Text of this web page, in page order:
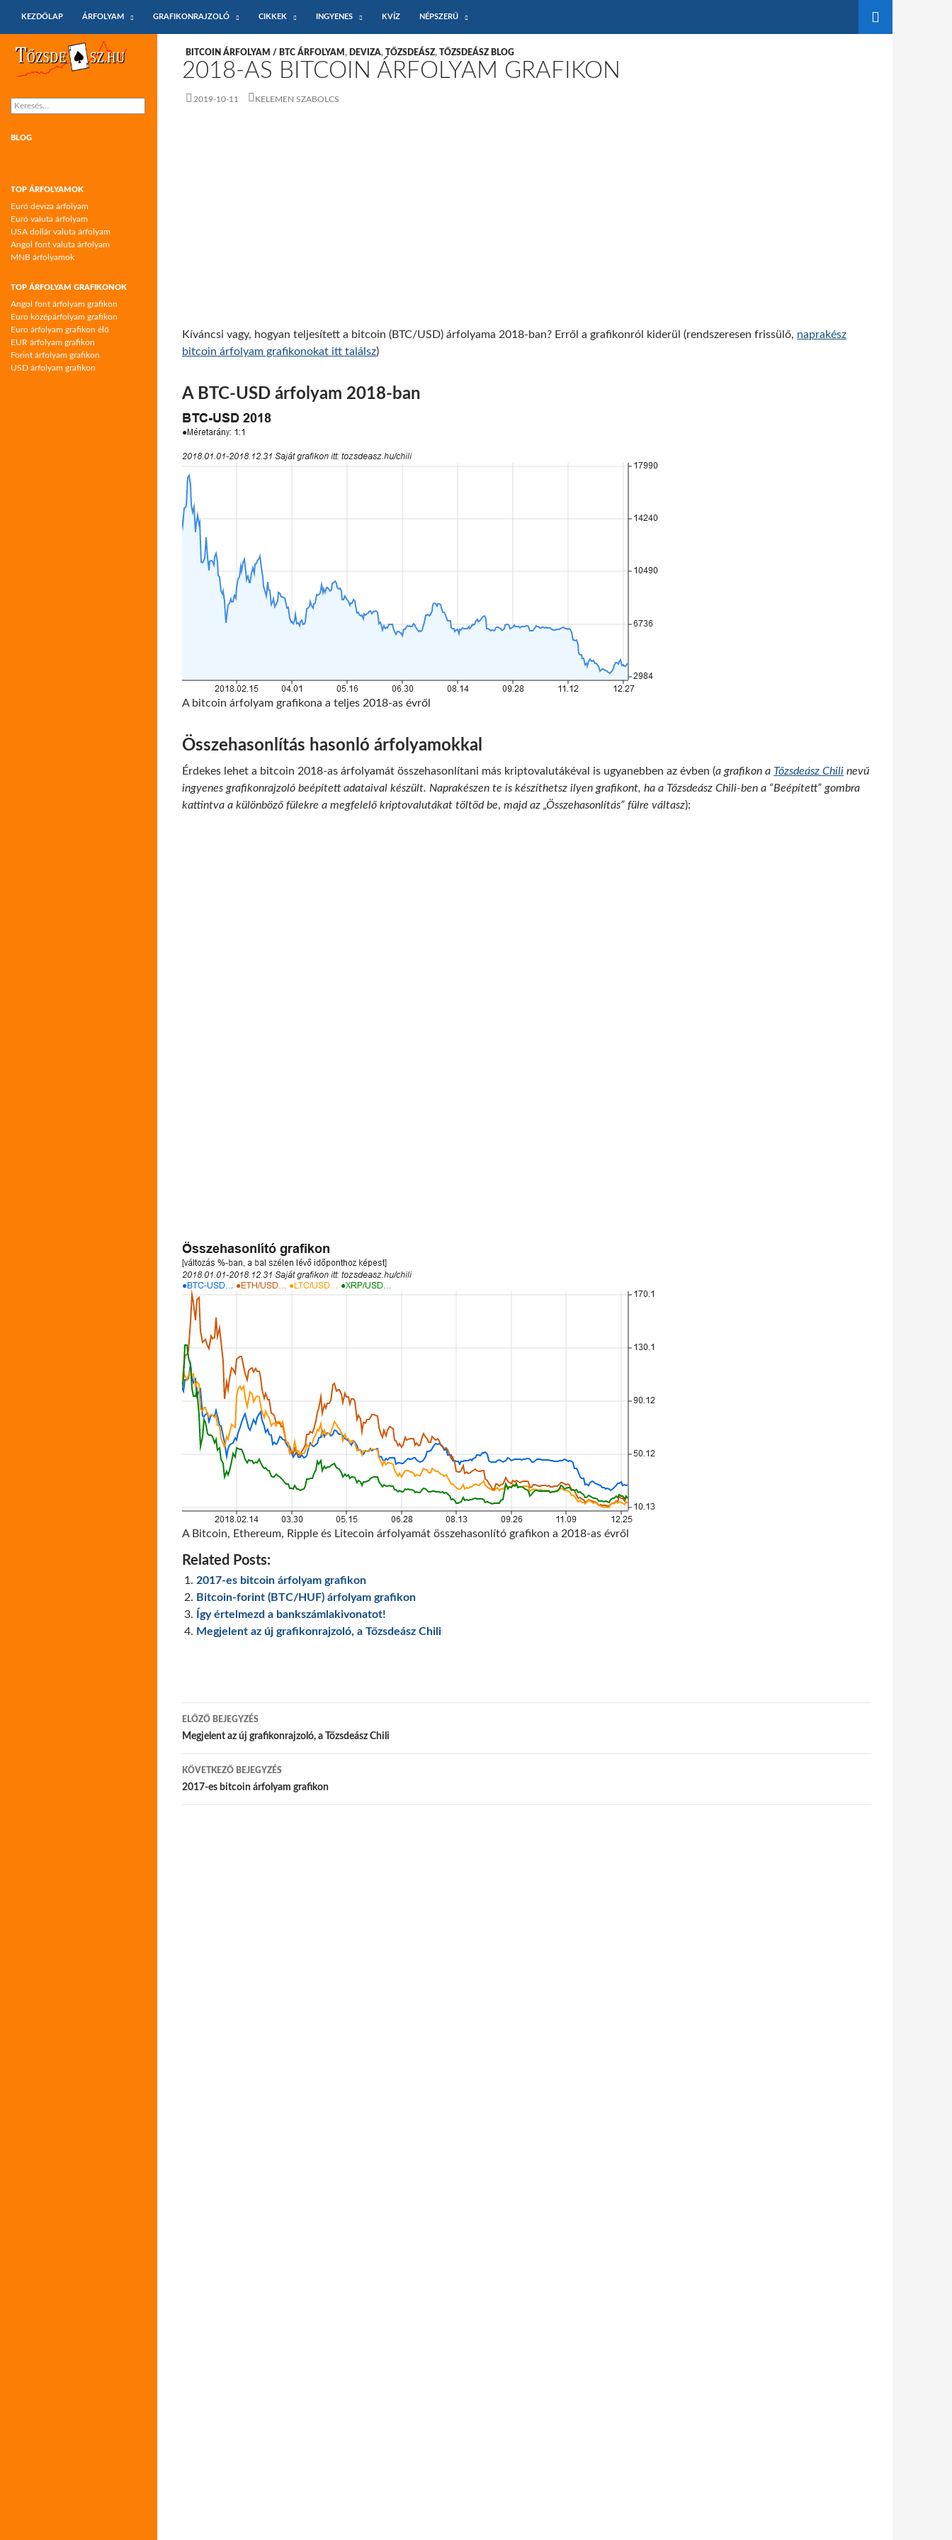
KEZDŐLAP
ÁRFOLYAM GRAFIKONRAJZOLÓ CIKKEK INGYENES KVÍZ NÉPSZERŰ
BITCOIN ÁRFOLYAM / BTC ÁRFOLYAM , DEVIZA, TŐZSDEÁSZ, TŐZSDEÁSZ BLOG
2018-AS BITCOIN ÁRFOLYAM GRAFIKON
2019-10-11 KELEMEN SZABOLCS
Kíváncsi vagy, hogyan teljesített a bitcoin (BTC/USD) árfolyama 2018-ban? Erről a grafikonról kiderül (rendszeresen frissülő, naprakész
bitcoin árfolyam grafikonokat itt találsz)
A BTC-USD árfolyam 2018-ban
A bitcoin árfolyam grafikona a teljes 2018-as évről
Összehasonlítás hasonló árfolyamokkal
Érdekes lehet a bitcoin 2018-as árfolyamát összehasonlítani más kriptovalutákéval is ugyanebben az évben (a grafikon a Tőzsdeász Chili nevű
ingyenes grafikonrajzoló beépített adataival készült. Naprakészen te is készíthetsz ilyen grafikont, ha a Tőzsdeász Chili-ben a “Beépített” gombra
kattintva a különböző fülekre a megfelelő kriptovalutákat töltöd be, majd az „Összehasonlítás” fülre váltasz):
A Bitcoin, Ethereum, Ripple és Litecoin árfolyamát összehasonlító grafikon a 2018-as évről
Related Posts:
2017-es bitcoin árfolyam grafikon
Bitcoin-forint (BTC/HUF) árfolyam grafikon
Így értelmezd a bankszámlakivonatot!
Megjelent az új grafikonrajzoló, a Tőzsdeász Chili
Bejegyzés
navigáció
ELŐZŐ BEJEGYZÉS
Megjelent az új grafikonrajzoló, a Tőzsdeász Chili
KÖVETKEZŐ BEJEGYZÉS
2017-es bitcoin árfolyam grafikon
Tőzsdeász.hu – árfolyamok és árfolyam
grafikonok
Keresés:
BLOG
TOP ÁRFOLYAMOK
Euró deviza árfolyam
Euró valuta árfolyam
USA dollár valuta árfolyam
Angol font valuta árfolyam
MNB árfolyamok
TOP ÁRFOLYAM GRAFIKONOK
Angol font árfolyam grafikon
Euro középárfolyam grafikon
Euro árfolyam grafikon élő
EUR árfolyam grafikon
Forint árfolyam grafikon
USD árfolyam grafikon